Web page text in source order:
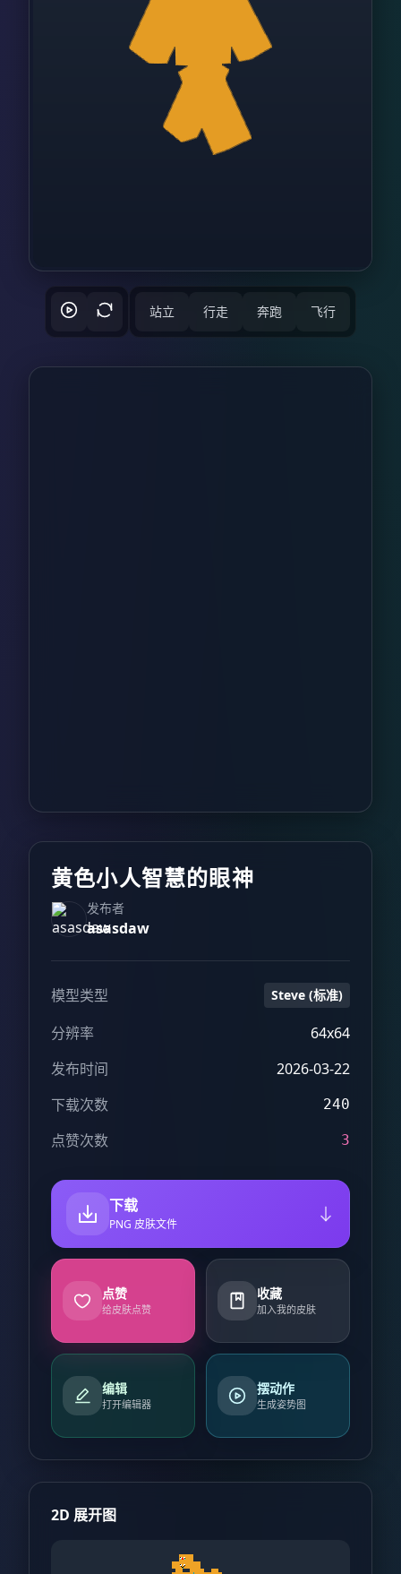
站立 行走 奔跑 飞行
黄色小人智慧的眼神
发布者
asasdaw
模型类型 Steve (标准)
分辨率
64x64
发布时间
2026-03-22
下载次数
240
点赞次数 3
下载
PNG 皮肤文件
点赞
给皮肤点赞
收藏
加入我的皮肤
编辑
打开编辑器
摆动作
生成姿势图
2D 展开图